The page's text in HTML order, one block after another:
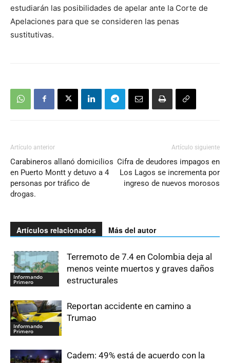
estudiarán las posibilidades de apelar ante la Corte de
Apelaciones para que se consideren las penas
sustitutivas.
Artículo anterior
Carabineros allanó domicilios
en Puerto Montt y detuvo a 4
personas por tráfico de
drogas.
Artículo siguiente
Cifra de deudores impagos en
Los Lagos se incrementa por
ingreso de nuevos morosos
Artículos relacionados Más del autor
Informando
Primero
Terremoto de 7.4 en Colombia deja al
menos veinte muertos y graves daños
estructurales
Informando
Primero
Reportan accidente en camino a
Trumao
Cadem: 49% está de acuerdo con la